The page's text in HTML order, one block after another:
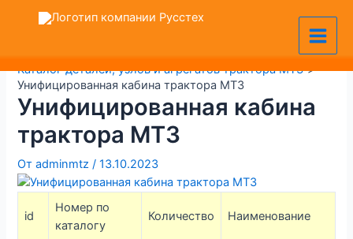
VK
Telegram
+7 (905) 128-36-00
Main
Menu
Каталог деталей, узлов и агрегатов трактора МТЗ
Унифицированная кабина трактора МТЗ
Унифицированная кабина
трактора МТЗ
Отadminmtz/13.10.2023
id
Номер по
каталогу
Количество Наименование
по